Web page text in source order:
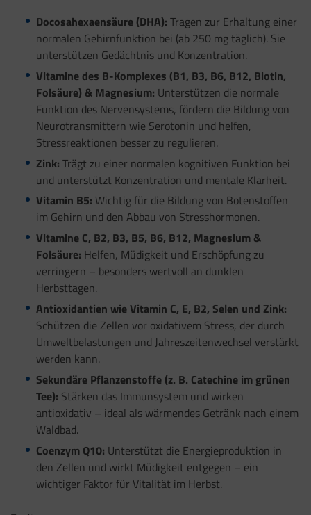
Docosahexaensäure (DHA): Tragen zur Erhaltung einer
normalen Gehirnfunktion bei (ab 250 mg täglich). Sie
unterstützen Gedächtnis und Konzentration.
Vitamine des B-Komplexes (B1, B3, B6, B12, Biotin,
Folsäure) & Magnesium: Unterstützen die normale
Funktion des Nervensystems, fördern die Bildung von
Neurotransmittern wie Serotonin und helfen,
Stressreaktionen besser zu regulieren.
Zink: Trägt zu einer normalen kognitiven Funktion bei
und unterstützt Konzentration und mentale Klarheit.
Vitamin B5: Wichtig für die Bildung von Botenstoffen
im Gehirn und den Abbau von Stresshormonen.
Vitamine C, B2, B3, B5, B6, B12, Magnesium &
Folsäure: Helfen, Müdigkeit und Erschöpfung zu
verringern – besonders wertvoll an dunklen
Herbsttagen.
Antioxidantien wie Vitamin C, E, B2, Selen und Zink:
Schützen die Zellen vor oxidativem Stress, der durch
Umweltbelastungen und Jahreszeitenwechsel verstärkt
werden kann.
Sekundäre Pflanzenstoffe (z. B. Catechine im grünen
Tee): Stärken das Immunsystem und wirken
antioxidativ – ideal als wärmendes Getränk nach einem
Waldbad.
Coenzym Q10: Unterstützt die Energieproduktion in
den Zellen und wirkt Müdigkeit entgegen – ein
wichtiger Faktor für Vitalität im Herbst.